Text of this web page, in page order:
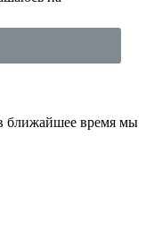
ближайшее время мы